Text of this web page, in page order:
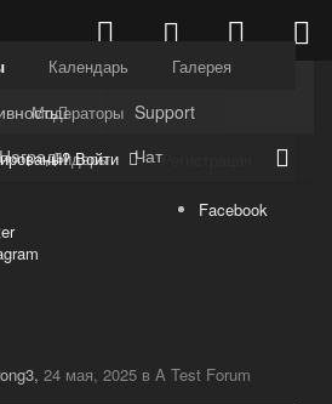
Календарь
Галерея
Модераторы
Лидеры
Support
Награды
Чат
Войти Регистрация
Facebook
, 24 мая, 2025 в A Test Forum